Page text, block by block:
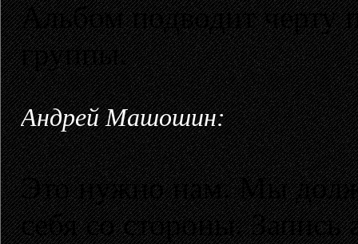
Альбом подводит черту
группы.
Андрей Машошин:
Это нужно нам. Мы
себя со стороны. Запись